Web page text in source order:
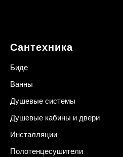
Сантехника
Биде
Ванны
Душевые системы
Душевые кабины и двери
Инсталляции
Полотенцесушители